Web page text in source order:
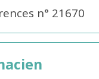
n° 21670